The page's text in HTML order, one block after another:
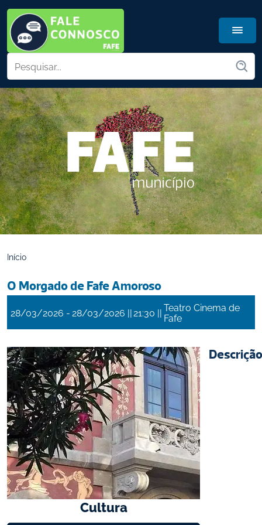
Início
O Morgado de Fafe Amoroso
28/03/2026 28/03/2026 || 21:30 || Teatro Cinema de
Fafe
Cultura
Descrição